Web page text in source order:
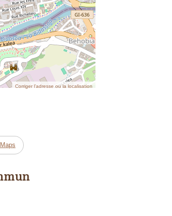
Corriger l’adresse ou la localisation